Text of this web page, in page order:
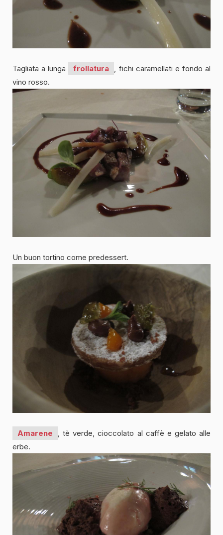
Tagliata a lunga frollatura
, fichi caramellati e fondo al
vino rosso.
Un buon tortino come predessert.
Amarene
, tè verde, cioccolato al caffè e gelato alle
erbe.